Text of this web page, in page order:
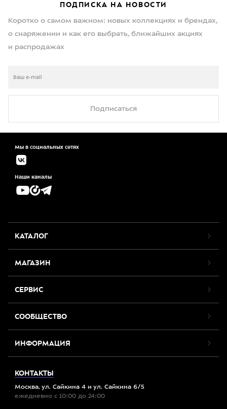
ПОДПИСКА НА НОВОСТИ
Коротко о самом важном: новых коллекциях и брендах,
о снаряжении и как его выбрать, ближайших акциях
и распродажах
Подписаться
Мы в социальных сетях
Наши каналы
КАТАЛОГ
МАГАЗИН
СЕРВИС
СООБЩЕСТВО
ИНФОРМАЦИЯ
КОНТАКТЫ
Москва, ул. Сайкина 4 и ул. Сайкина 6/5
ежедневно с 10:00 до 24:00